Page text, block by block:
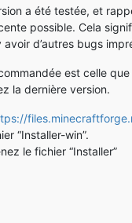
a été testée, et
possible. Cela
d’autres bugs
est celle
la dernière version.
“Installer-win”.
le fichier “Installer”